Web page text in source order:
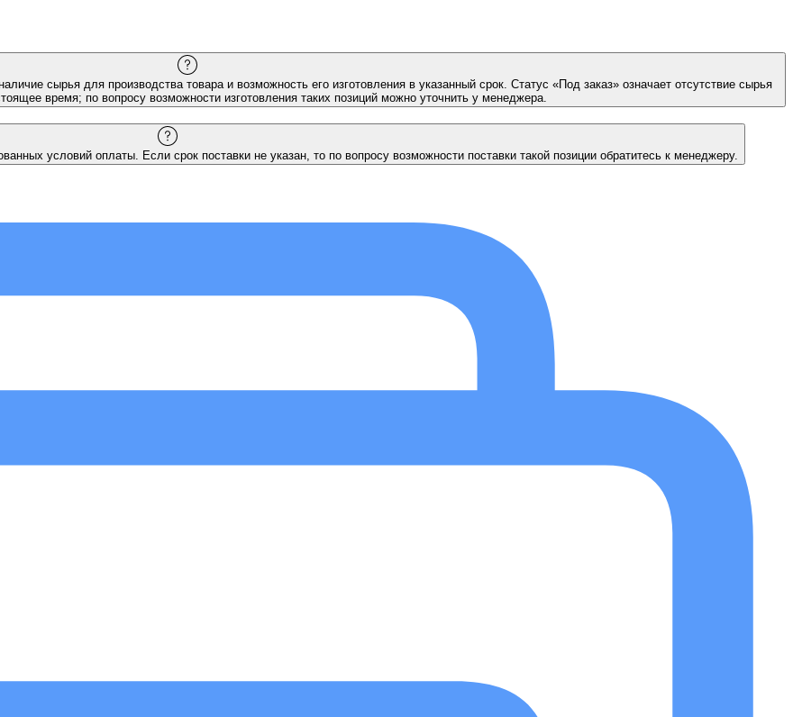
сырья для производства товара и возможность его изготовления в указанный срок. Статус «Под заказ» означает отсутствие сырья
время; по вопросу возможности изготовления таких позиций можно уточнить у менеджера.
условий оплаты. Если срок поставки не указан, то по вопросу возможности поставки такой позиции обратитесь к менеджеру.